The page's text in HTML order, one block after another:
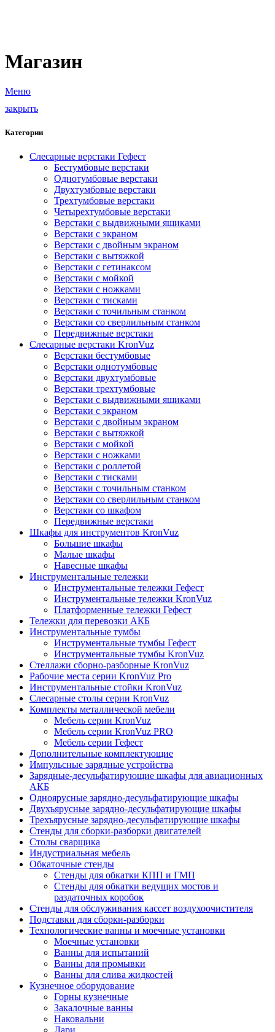
Магазин
Меню
закрыть
Категории
Слесарные верстаки Гефест
Бестумбовые верстаки
Однотумбовые верстаки
Двухтумбовые верстаки
Трехтумбовые верстаки
Четырехтумбовые верстаки
Верстаки с выдвижными ящиками
Верстаки с экраном
Верстаки с двойным экраном
Верстаки с вытяжкой
Верстаки с гетинаксом
Верстаки с мойкой
Верстаки с ножками
Верстаки с тисками
Верстаки с точильным станком
Верстаки со сверлильным станком
Передвижные верстаки
Слесарные верстаки KronVuz
Верстаки бестумбовые
Верстаки однотумбовые
Верстаки двухтумбовые
Верстаки трехтумбовые
Верстаки с выдвижными ящиками
Верстаки с экраном
Верстаки с двойным экраном
Верстаки с вытяжкой
Верстаки с мойкой
Верстаки с ножками
Верстаки с роллетой
Верстаки с тисками
Верстаки с точильным станком
Верстаки со сверлильным станком
Верстаки со шкафом
Передвижные верстаки
Шкафы для инструментов KronVuz
Большие шкафы
Малые шкафы
Навесные шкафы
Инструментальные тележки
Инструментальные тележки Гефест
Инструментальные тележки KronVuz
Платформенные тележки Гефест
Тележки для перевозки АКБ
Инструментальные тумбы
Инструментальные тумбы Гефест
Инструментальные тумбы KronVuz
Стеллажи сборно-разборные KronVuz
Рабочие места серии KronVuz Pro
Инструментальные стойки KronVuz
Слесарные столы серии KronVuz
Комплекты металлической мебели
Мебель серии KronVuz
Мебель серии KronVuz PRO
Мебель серии Гефест
Дополнительные комплектующие
Импульсные зарядные устройства
Зарядные-десульфатирующие шкафы для авиационных
АКБ
Одноярусные зарядно-десульфатирующие шкафы
Двухъярусные зарядно-десульфатирующие шкафы
Трехъярусные зарядно-десульфатирующие шкафы
Стенды для сборки-разборки двигателей
Столы сварщика
Индустриальная мебель
Обкаточные стенды
Стенды для обкатки КПП и ГМП
Стенды для обкатки ведущих мостов и
раздаточных коробок
Стенды для обслуживания кассет воздухоочистителя
Подставки для сборки-разборки
Технологические ванны и моечные установки
Моечные установки
Ванны для испытаний
Ванны для промывки
Ванны для слива жидкостей
Кузнечное оборудование
Горны кузнечные
Закалочные ванны
Наковальни